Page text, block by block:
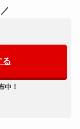
る
中！